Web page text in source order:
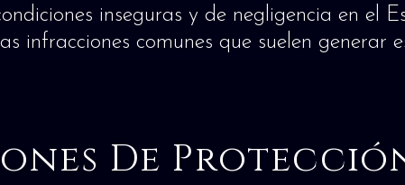
inseguras y de negligencia en el
infracciones comunes que suelen generar
De